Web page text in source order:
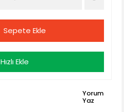
Sepete Ekle
Hızlı Ekle
Yorum
Yaz